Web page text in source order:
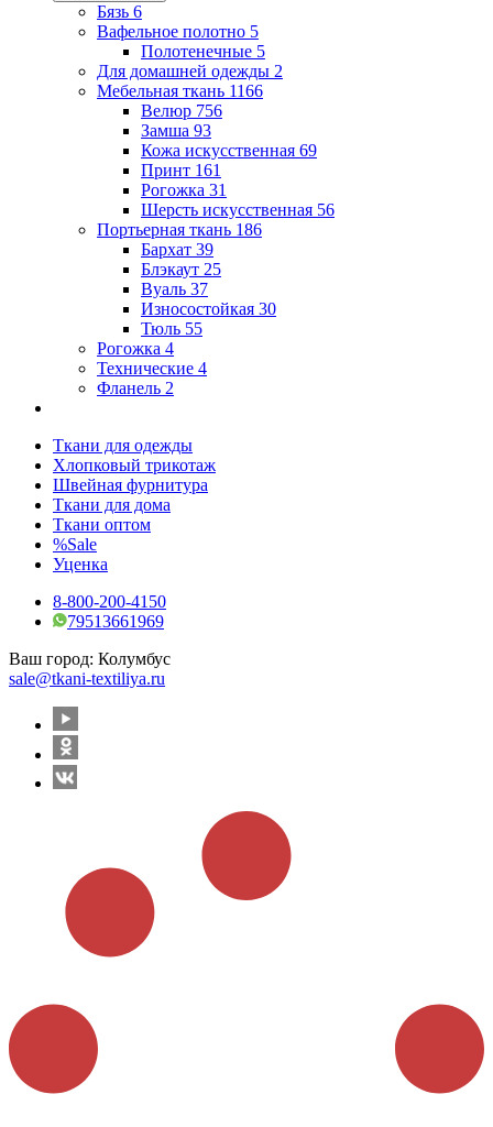
Бязь 6
Вафельное полотно 5
Полотенечные 5
Для домашней одежды 2
Мебельная ткань 1166
Велюр 756
Замша 93
Кожа искусственная 69
Принт 161
Рогожка 31
Шерсть искусственная 56
Портьерная ткань 186
Бархат 39
Блэкаут 25
Вуаль 37
Износостойкая 30
Тюль 55
Рогожка 4
Технические 4
Фланель 2
Ткани для одежды
Хлопковый трикотаж
Швейная фурнитура
Ткани для дома
Ткани оптом
%Sale
Уценка
8-800-200-4150
79513661969
Ваш город: Колумбус
sale@tkani-textiliya.ru